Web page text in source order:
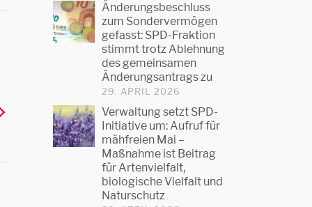
Änderungsbeschluss
zum Sondervermögen
gefasst: SPD-Fraktion
stimmt trotz Ablehnung
des gemeinsamen
Änderungsantrags zu
29. APRIL 2026
Verwaltung setzt SPD-
Initiative um: Aufruf für
mähfreien Mai –
Maßnahme ist Beitrag
für Artenvielfalt,
biologische Vielfalt und
Naturschutz